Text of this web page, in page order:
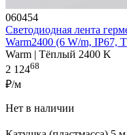
060454
Светодиодная лента
Warm2400 (6 W/m, IP67,
Warm | Тёплый 2400 K
2 12468
₽/м
Нет в наличии